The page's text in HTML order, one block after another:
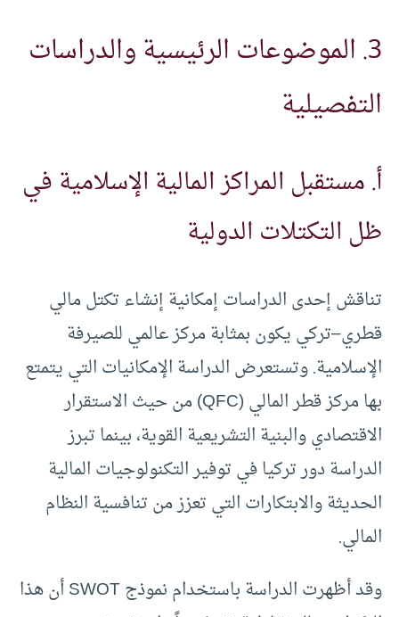
3. الموضوعات الرئيسية والدراسات
التفصيلية
أ. مستقبل المراكز المالية الإسلامية في
ظل التكتلات الدولية
تناقش إحدى الدراسات إمكانية إنشاء تكتل مالي
قطري–تركي يكون بمثابة مركز عالمي للصيرفة
الإسلامية. وتستعرض الدراسة الإمكانيات التي يتمتع
بها مركز قطر المالي (QFC) من حيث الاستقرار
الاقتصادي والبنية التشريعية القوية، بينما تبرز
الدراسة دور تركيا في توفير التكنولوجيات المالية
الحديثة والابتكارات التي تعزز من تنافسية النظام
المالي.
وقد أظهرت الدراسة باستخدام نموذج SWOT أن هذا